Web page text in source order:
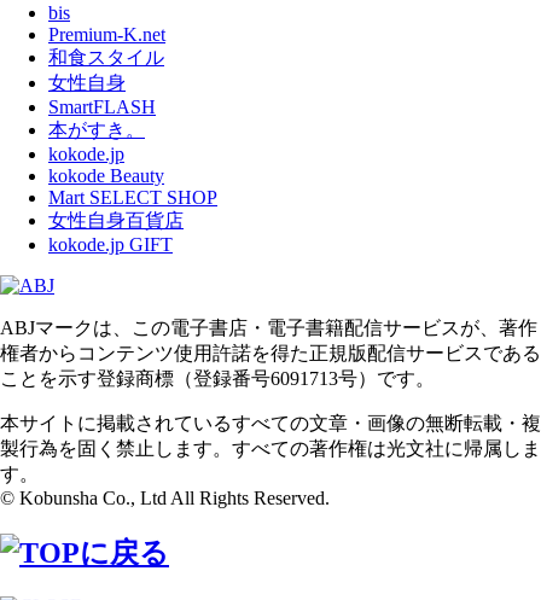
bis
Premium-K.net
和食スタイル
女性自身
SmartFLASH
本がすき。
kokode.jp
kokode Beauty
Mart SELECT SHOP
女性自身百貨店
kokode.jp GIFT
ABJマークは、この電子書店・電子書籍配信サービスが、著作
権者からコンテンツ使用許諾を得た正規版配信サービスである
ことを示す登録商標（登録番号6091713号）です。
本サイトに掲載されているすべての文章・画像の無断転載・複
製行為を固く禁止します。すべての著作権は光文社に帰属しま
す。
© Kobunsha Co., Ltd All Rights Reserved.